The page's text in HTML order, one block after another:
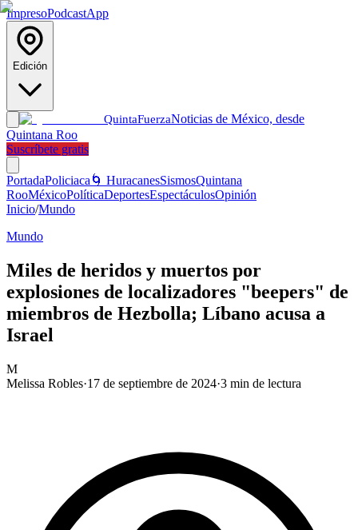
ImpresoPodcastApp
Edición
QuintaFuerzaNoticias de México, desde
Quintana Roo
Suscríbete gratis
PortadaPoliciaca 🌀 HuracanesSismosQuintana
RooMéxicoPolíticaDeportesEspectáculosOpinión
Inicio/Mundo
Mundo
Miles de heridos y muertos por
explosiones de localizadores "beepers" de
miembros de Hezbolla; Líbano acusa a
Israel
M
Melissa Robles·17 de septiembre de 2024·3 min de lectura